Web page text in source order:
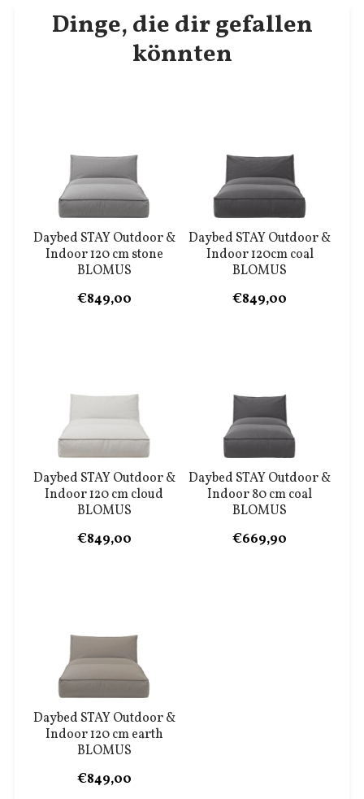
Dinge, die dir gefallen
könnten
Daybed STAY Outdoor &
Indoor 120 cm stone
BLOMUS
€849,00
Daybed STAY Outdoor &
Indoor 120cm coal
BLOMUS
€849,00
Daybed STAY Outdoor &
Indoor 120 cm cloud
BLOMUS
€849,00
Daybed STAY Outdoor &
Indoor 80 cm coal
BLOMUS
€669,90
Daybed STAY Outdoor &
Indoor 120 cm earth
BLOMUS
€849,00